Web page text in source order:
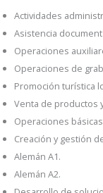
Actividades
Asistencia
Operaciones
Operaciones de
Promoción turística
Venta de productos
Operaciones
Creación y gestión
Alemán A1.
Alemán A2.